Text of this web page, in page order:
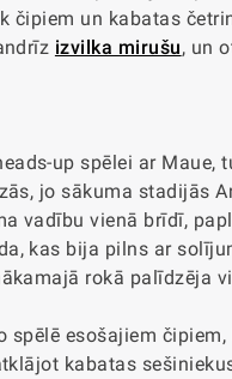
čipiem un kabatas
izvilka mirušu, un
up spēlei ar Maue,
jo sākuma stadijās
vadību vienā brīdī,
kas bija pilns ar
rokā palīdzēja
spēlē esošajiem
kabatas